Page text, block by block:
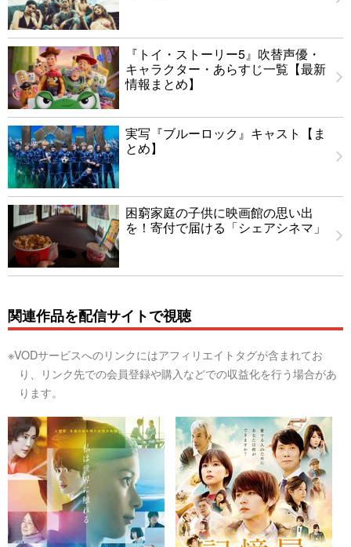
『トイ・ストーリー5』吹替声優・
キャラクター・あらすじ一覧【最新
情報まとめ】
実写『ブルーロック』キャスト【ま
とめ】
困窮家庭の子供に映画館の思い出
を！寄付で届ける「シェアシネマ」
関連作品を配信サイトで視聴
※VODサービスへのリンクにはアフィリエイトタグが含まれてお
り、リンク先での会員登録や購入などでの収益化を行う場合があ
ります。